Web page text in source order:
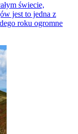
świecie,
jest to jedna z
roku ogromne